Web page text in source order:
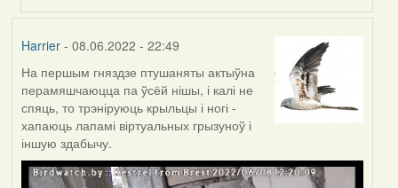
Harrier- 08.06.2022 - 22:49
На першым гняздзе птушаняты актыўна
перамяшчаюцца па ўсёй нішы, і калі не
спяць, то трэніруюць крыльцы і ногі -
хапаюць лапамі віртуальных грызуноў і
іншую здабычу.